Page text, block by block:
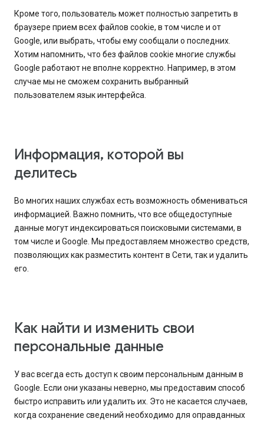
Кроме того, пользователь может полностью запретить в
браузере прием всех файлов cookie, в том числе и от
Google, или выбрать, чтобы ему сообщали о последних.
Хотим напомнить, что без файлов cookie многие службы
Google работают не вполне корректно. Например, в этом
случае мы не сможем сохранить выбранный
пользователем язык интерфейса.
Информация, которой вы
делитесь
Во многих наших службах есть возможность обмениваться
информацией. Важно помнить, что все общедоступные
данные могут индексироваться поисковыми системами, в
том числе и Google. Мы предоставляем множество средств,
позволяющих как разместить контент в Сети, так и удалить
его.
Как найти и изменить свои
персональные данные
У вас всегда есть доступ к своим персональным данным в
Google. Если они указаны неверно, мы предоставим способ
быстро исправить или удалить их. Это не касается случаев,
когда сохранение сведений необходимо для оправданных